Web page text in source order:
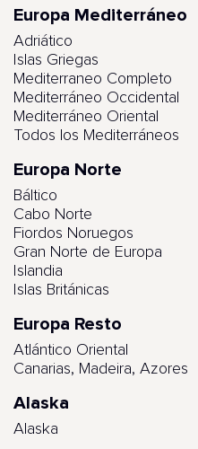
Europa Mediterráneo
Adriático
Islas Griegas
Mediterraneo Completo
Mediterráneo Occidental
Mediterráneo Oriental
Todos los Mediterráneos
Europa Norte
Báltico
Cabo Norte
Fiordos Noruegos
Gran Norte de Europa
Islandia
Islas Británicas
Europa Resto
Atlántico Oriental
Canarias, Madeira, Azores
Alaska
Alaska